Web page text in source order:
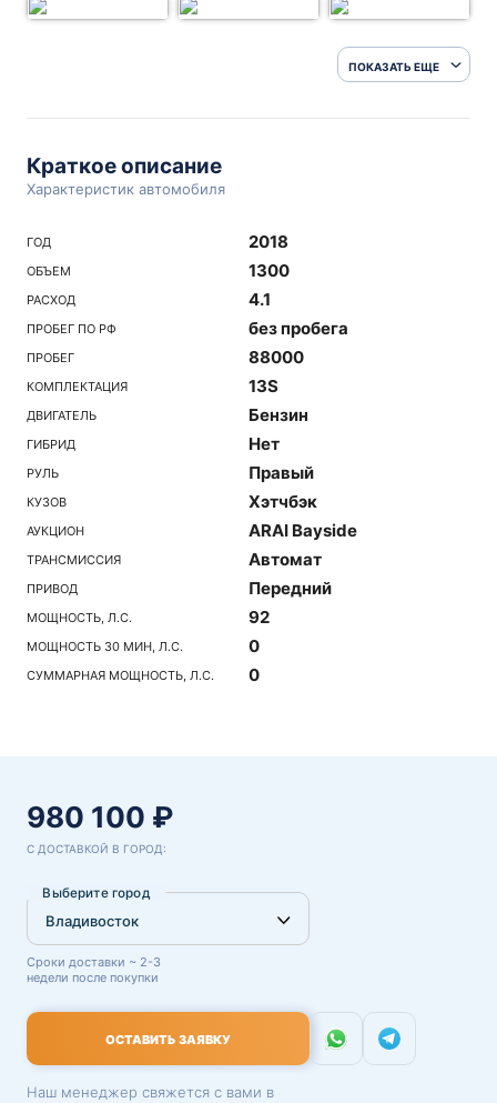
ПОКАЗАТЬ ЕЩЕ
Краткое описание
Характеристик автомобиля
ГОД 2018
ОБЪЕМ 1300
РАСХОД 4.1
ПРОБЕГ ПО РФ без пробега
ПРОБЕГ 88000
КОМПЛЕКТАЦИЯ 13S
ДВИГАТЕЛЬ Бензин
ГИБРИД Нет
РУЛЬ Правый
КУЗОВ Хэтчбэк
АУКЦИОН ARAI Bayside
ТРАНСМИССИЯ Автомат
ПРИВОД Передний
МОЩНОСТЬ, Л.С. 92
МОЩНОСТЬ 30 МИН, Л.С. 0
СУММАРНАЯ МОЩНОСТЬ, Л.С. 0
980 100 ₽
С ДОСТАВКОЙ В ГОРОД:
Выберите город
Сроки доставки ~ 2-3
недели после покупки
ОСТАВИТЬ ЗАЯВКУ
Наш менеджер свяжется с вами в